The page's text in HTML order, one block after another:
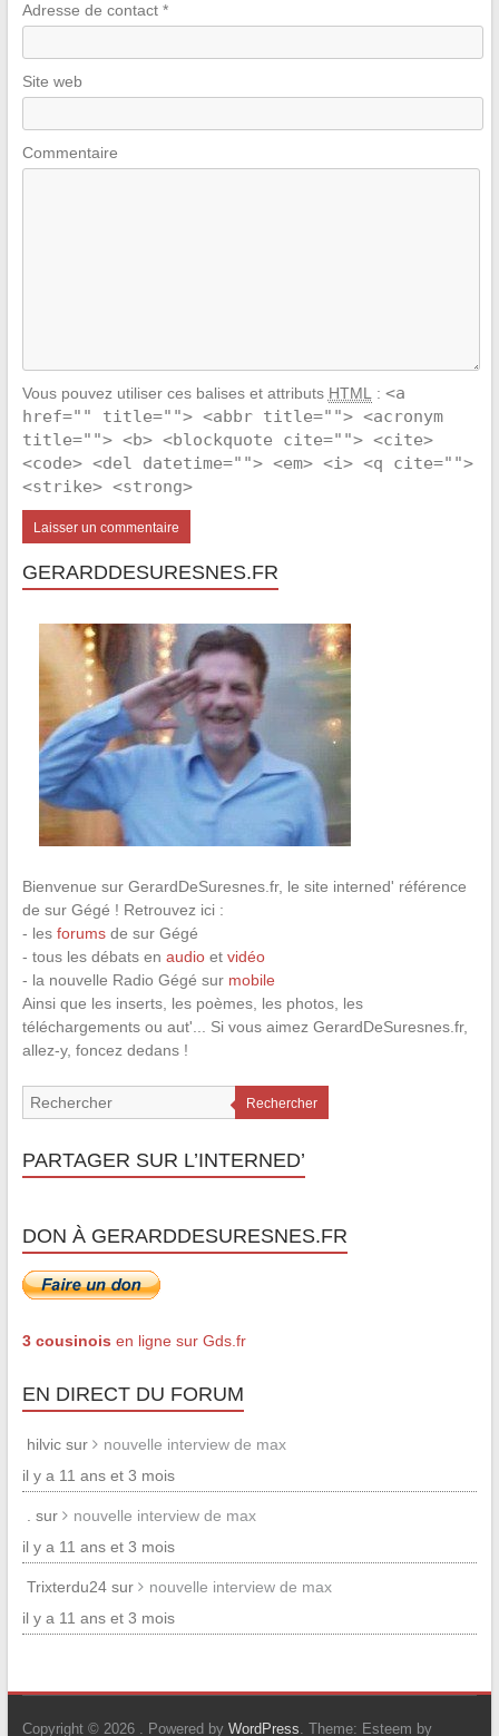
Adresse de contact *
Site web
Commentaire
Vous pouvez utiliser ces balises et attributs HTML : <a
href="" title=""> <abbr title=""> <acronym
title=""> <b> <blockquote cite=""> <cite>
<code> <del datetime=""> <em> <i> <q cite="">
<strike> <strong>
GERARDDESURESNES.FR
Bienvenue sur GerardDeSuresnes.fr, le site interned' référence
de sur Gégé ! Retrouvez ici :
- les forumsde sur Gégé
- tous les débats en audioet vidéo
- la nouvelle Radio Gégé sur mobile
Ainsi que les inserts, les poèmes, les photos, les
téléchargements ou aut'... Si vous aimez GerardDeSuresnes.fr,
allez-y, foncez dedans !
Rechercher
PARTAGER SUR L’INTERNED’
DON À GERARDDESURESNES.FR
3 cousinois en ligne sur Gds.fr
EN DIRECT DU FORUM
hilvic sur
nouvelle interview de max
il y a 11 ans et 3 mois
. sur
nouvelle interview de max
il y a 11 ans et 3 mois
Trixterdu24 sur
nouvelle interview de max
il y a 11 ans et 3 mois
Copyright © 2026 . Powered by WordPress. Theme: Esteem by